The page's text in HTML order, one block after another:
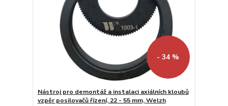
- 34 %
Nástroj pro demontáž a instalaci axiálních kloubů
vzpěr posilovačů řízení, 22 - 55 mm, Welzh